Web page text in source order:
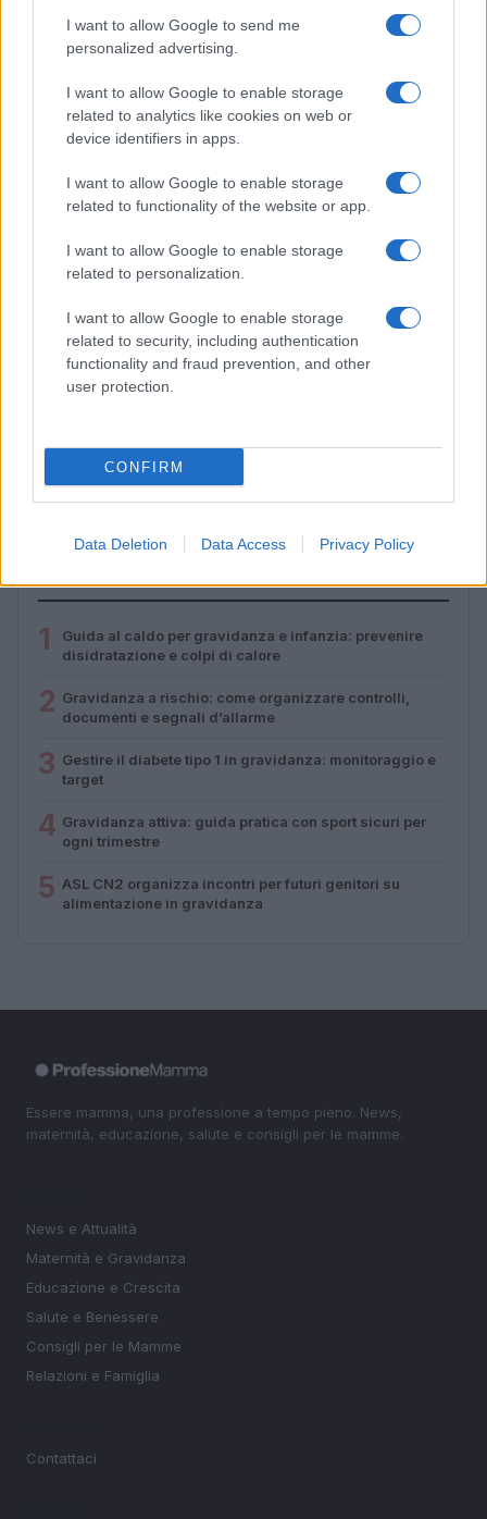
I want to allow Google to send me
personalized advertising.
I want to allow Google to enable storage
related to analytics like cookies on web or
device identifiers in apps.
I want to allow Google to enable storage
related to functionality of the website or app.
I want to allow Google to enable storage
related to personalization.
I want to allow Google to enable storage
related to security, including authentication
functionality and fraud prevention, and other
user protection.
CONFIRM
Data Deletion Data Access Privacy Policy
Gravidanza a rischio: come organizzare controlli,
Beatrice Bonaventura · 4 Ago 2026
MATERNITÀ E GRAVIDANZA
Gestire il diabete tipo 1 in gravidanza: monitoraggio e
PIÙ LETTI
1
Guida al caldo per gravidanza e infanzia: prevenire
disidratazione e colpi di calore
2 Gravidanza a rischio: come organizzare controlli,
documenti e segnali d’allarme
3 Gestire il diabete tipo 1 in gravidanza: monitoraggio e
target
4 Gravidanza attiva: guida pratica con sport sicuri per
ogni trimestre
5 ASL CN2 organizza incontri per futuri genitori su
alimentazione in gravidanza
Essere mamma, una professione a tempo pieno. News,
maternità, educazione, salute e consigli per le mamme.
News e Attualità
Maternità e Gravidanza
Educazione e Crescita
Salute e Benessere
Consigli per le Mamme
Relazioni e Famiglia
Contattaci